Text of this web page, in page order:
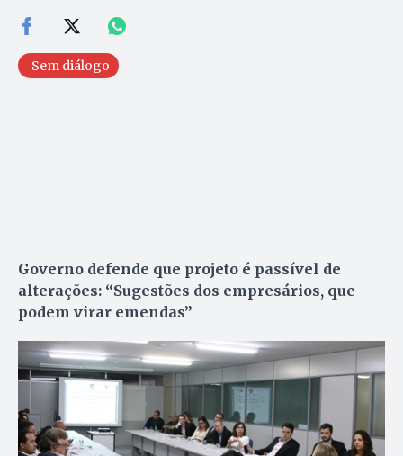
Sem diálogo
Governo defende que projeto é passível de
alterações: “Sugestões dos empresários, que
podem virar emendas”